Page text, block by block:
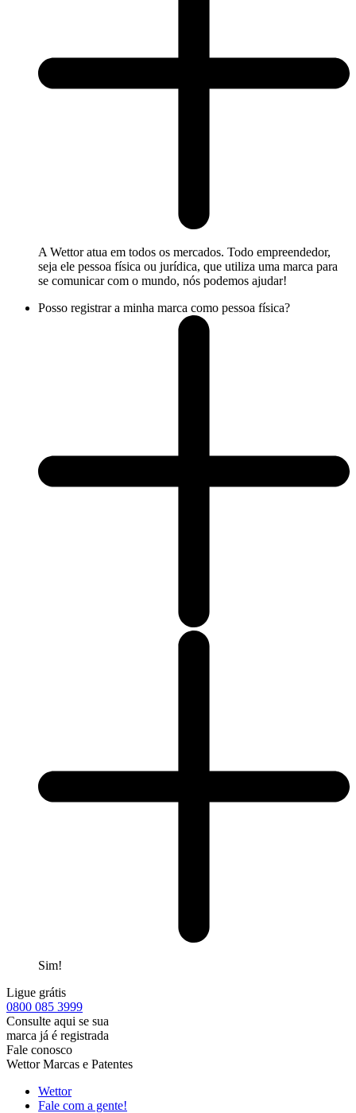
A Wettor atua em todos os mercados. Todo empreendedor,
seja ele pessoa física ou jurídica, que utiliza uma marca para
se comunicar com o mundo, nós podemos ajudar!
Posso registrar a minha marca como pessoa física?
Sim!
Ligue grátis
0800 085 3999
Consulte aqui se sua
marca já é registrada
Fale conosco
Wettor Marcas e Patentes
Wettor
Fale com a gente!